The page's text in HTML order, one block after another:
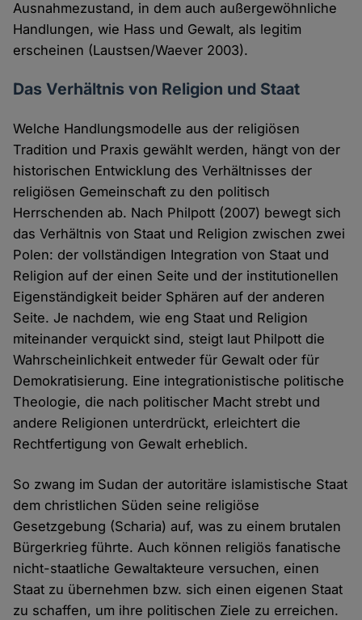
Ausnahmezustand, in dem auch außergewöhnliche
Handlungen, wie Hass und Gewalt, als legitim
erscheinen (Laustsen/Waever 2003).
Das Verhältnis von Religion und Staat
Welche Handlungsmodelle aus der religiösen
Tradition und Praxis gewählt werden, hängt von der
historischen Entwicklung des Verhältnisses der
religiösen Gemeinschaft zu den politisch
Herrschenden ab. Nach Philpott (2007) bewegt sich
das Verhältnis von Staat und Religion zwischen zwei
Polen: der vollständigen Integration von Staat und
Religion auf der einen Seite und der institutionellen
Eigenständigkeit beider Sphären auf der anderen
Seite. Je nachdem, wie eng Staat und Religion
miteinander verquickt sind, steigt laut Philpott die
Wahrscheinlichkeit entweder für Gewalt oder für
Demokratisierung. Eine integrationistische politische
Theologie, die nach politischer Macht strebt und
andere Religionen unterdrückt, erleichtert die
Rechtfertigung von Gewalt erheblich.
So zwang im Sudan der autoritäre islamistische Staat
dem christlichen Süden seine religiöse
Gesetzgebung (Scharia) auf, was zu einem brutalen
Bürgerkrieg führte. Auch können religiös fanatische
nicht-staatliche Gewaltakteure versuchen, einen
Staat zu übernehmen bzw. sich einen eigenen Staat
zu schaffen, um ihre politischen Ziele zu erreichen.